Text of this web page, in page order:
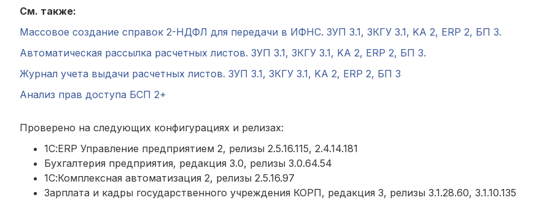
См. также:
Массовое создание справок 2-НДФЛ для передачи в ИФНС. ЗУП 3.1, ЗКГУ 3.1, KA 2, ERP 2, БП 3.
Автоматическая рассылка расчетных листов. ЗУП 3.1, ЗКГУ 3.1, KA 2, ERP 2, БП 3.
Журнал учета выдачи расчетных листов. ЗУП 3.1, ЗКГУ 3.1, KA 2, ERP 2, БП 3
Анализ прав доступа БСП 2+
Проверено на следующих конфигурациях и релизах:
1С:ERP Управление предприятием 2, релизы 2.5.16.115, 2.4.14.181
Бухгалтерия предприятия, редакция 3.0, релизы 3.0.64.54
1С:Комплексная автоматизация 2, релизы 2.5.16.97
Зарплата и кадры государственного учреждения КОРП, редакция 3, релизы 3.1.28.60, 3.1.10.135